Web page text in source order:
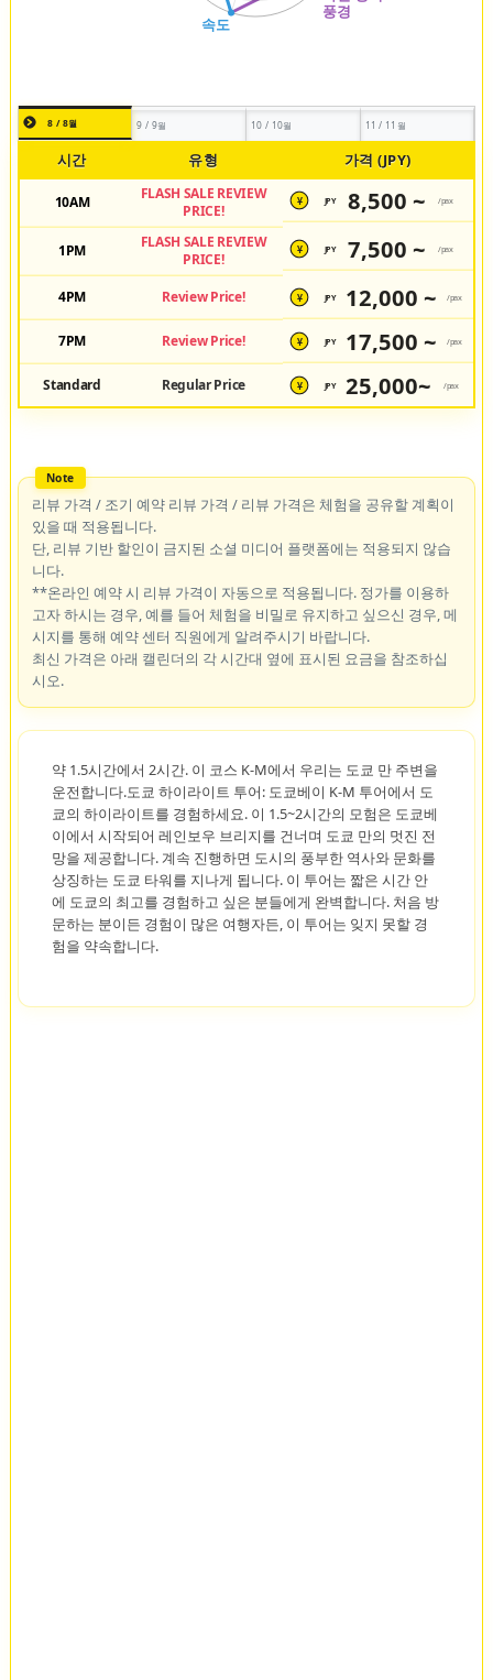
8 / 8월 9 / 9월 10 / 10월 11 / 11월
시간 유형 가격 (JPY)
10AM
FLASH SALE REVIEW
PRICE!
¥ JPY 8,500 ~ /pax
1PM
FLASH SALE REVIEW
PRICE!
¥ JPY 7,500 ~ /pax
4PM Review Price! ¥ JPY 12,000 ~ /pax
7PM Review Price! ¥ JPY 17,500 ~ /pax
Standard Regular Price ¥ JPY 25,000~ /pax
리뷰 가격 / 조기 예약 리뷰 가격 / 리뷰 가격은 체험을 공유할 계획이
있을 때 적용됩니다.
단, 리뷰 기반 할인이 금지된 소셜 미디어 플랫폼에는 적용되지 않습
니다.
**온라인 예약 시 리뷰 가격이 자동으로 적용됩니다. 정가를 이용하
고자 하시는 경우, 예를 들어 체험을 비밀로 유지하고 싶으신 경우, 메
시지를 통해 예약 센터 직원에게 알려주시기 바랍니다.
최신 가격은 아래 캘린더의 각 시간대 옆에 표시된 요금을 참조하십
시오.
약 1.5시간에서 2시간. 이 코스 K-M에서 우리는 도쿄 만 주변을
운전합니다.도쿄 하이라이트 투어: 도쿄베이 K-M 투어에서 도
쿄의 하이라이트를 경험하세요. 이 1.5~2시간의 모험은 도쿄베
이에서 시작되어 레인보우 브리지를 건너며 도쿄 만의 멋진 전
망을 제공합니다. 계속 진행하면 도시의 풍부한 역사와 문화를
상징하는 도쿄 타워를 지나게 됩니다. 이 투어는 짧은 시간 안
에 도쿄의 최고를 경험하고 싶은 분들에게 완벽합니다. 처음 방
문하는 분이든 경험이 많은 여행자든, 이 투어는 잊지 못할 경
험을 약속합니다.